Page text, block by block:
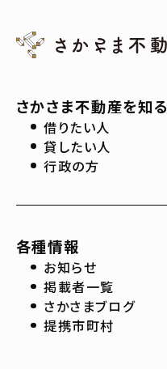
さかさま不動産を知る
借りたい人
貸したい人
行政の方
各種情報
お知らせ
掲載者一覧
さかさまブログ
提携市町村